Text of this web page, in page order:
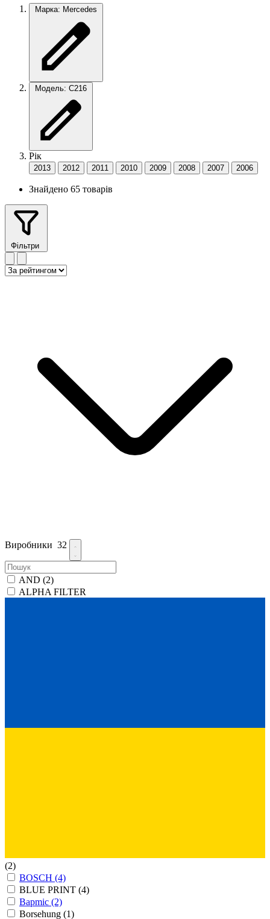
Марка: Mercedes
Модель: C216
Рік
2013 2012 2011 2010 2009 2008 2007 2006
Знайдено 65 товарів
Фільтри
Виробники 32
AND (2)
ALPHA FILTER
(2)
BOSCH (4)
BLUE PRINT (4)
Bapmic (2)
Borsehung (1)